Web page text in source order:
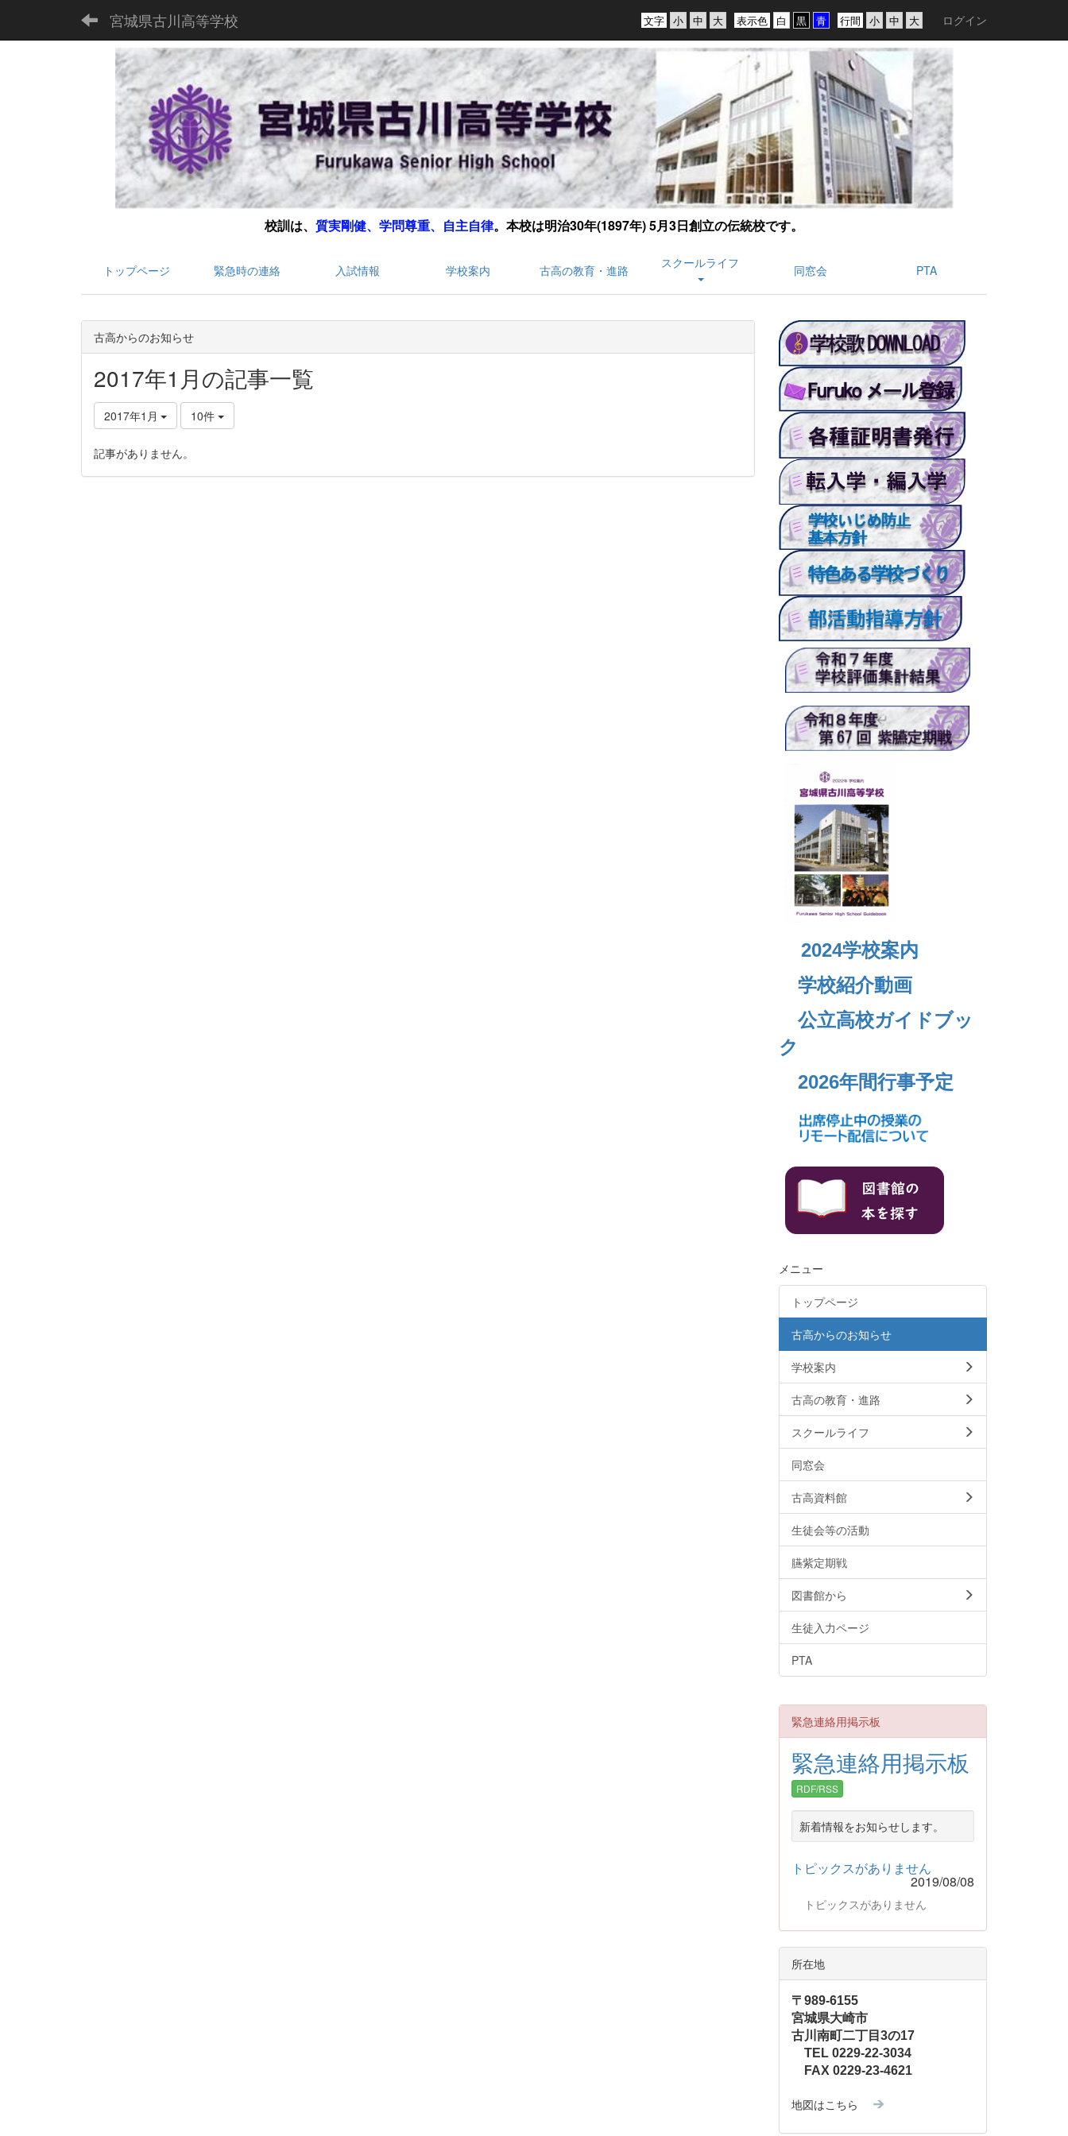
宮城県古川高等学校 行間
表示色
文字 ログイン
校訓は、 質実剛健、学問尊重、自主自律。 本校は明治30年(1897年) 5月3日創立の伝統校です。
トップページ 緊急時の連絡 入試情報 学校案内 古高の教育・進路 スクールライフ 同窓会 PTA
古高からのお知らせ
2017年1月の記事一覧
2017年1月 10件
記事がありません。
2024学校案内
学校紹介動画
公立高校ガイドブッ
ク
2026年間行事予定
メニュー
トップページ
古高からのお知らせ
学校案内
古高の教育・進路
スクールライフ
同窓会
古高資料館
生徒会等の活動
臙紫定期戦
図書館から
生徒入力ページ
PTA
緊急連絡用掲示板
緊急連絡用掲示板
RDF/RSS
新着情報をお知らせします。
トピックスがありません
2019/08/08
トピックスがありません
所在地
〒989-6155
宮城県大崎市
古川南町二丁目3の17
TEL 0229-22-3034
FAX 0229-23-4621
地図はこちら